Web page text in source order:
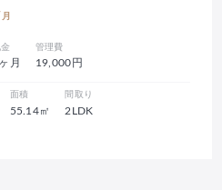
月
管理費
19,000円
面積
55.14㎡
間取り
2LDK